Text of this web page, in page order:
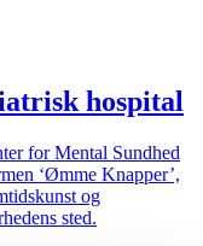
hospital
for Mental Sundhed
‘Ømme Knapper’,
og
sted.